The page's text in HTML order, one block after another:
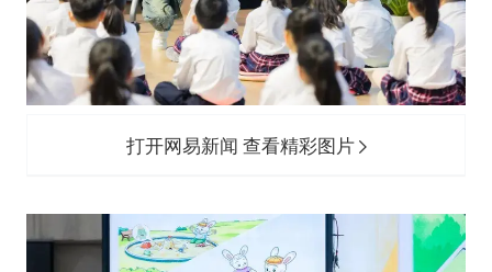
打开网易新闻 查看精彩图片